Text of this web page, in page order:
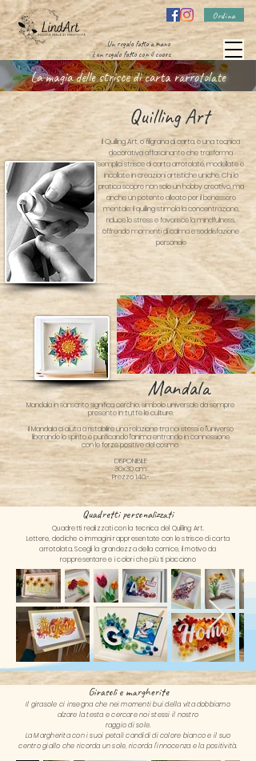
Ordina
Un regalo fatto a mano
è un regalo fatto con il cuore
La magia delle strisce di carta rarrotolate
Quilling Art
Il Quilling Art, o filigrana di carta, è una tecnica
decorativa affascinante che trasforma
semplici strisce di carta arrotolate, modellate e
incollate in creazioni artistiche uniche. Chi lo
pratica scopre non solo un hobby creativo, ma
anche un potente alleato per il benessere
mentale: il quilling stimola la concentrazione,
riduce lo stress e favorisce la mindfulness,
offrendo momenti di calma e soddisfazione
personale
Mandala
Mandala in sanscrito significa cerchio, simbolo universale da sempre
presente in tutte le culture.
Il Mandala ci aiuta a ristabilire una relazione tra noi stessi e l’universo
liberando lo spirito e purificando l’anima entrando in connessione
con le forze positive del cosmo.
DISPONIBILE
30x30 cm
Prezzo 140.-
Quadretti personalizzati
Quadretti realizzati con la tecnica del Quilling Art.
Lettere, dediche o immagini rappresentate con le strisce di carta
arrotolata. Scegli la grandezza della cornice, il motivo da
rappresentare e i colori che più ti piacciono
Girasoli e margherite
Il girasole ci insegna che nei momenti bui della vita dobbiamo
alzare la testa e cercare noi stessi il nostro
raggio di sole.
La Margherita con i suoi petali candidi di colore bianco e il suo
centro giallo che ricorda un sole, ricorda l'innocenza e la positività.